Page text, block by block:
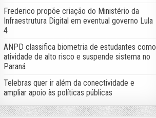
Frederico propõe criação do Ministério da
Infraestrutura Digital em eventual governo Lula
4
ANPD classifica biometria de estudantes como
atividade de alto risco e suspende sistema no
Paraná
Telebras quer ir além da conectividade e
ampliar apoio às políticas públicas